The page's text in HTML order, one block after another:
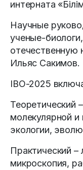
интерната
Научные
ученые-
отечественную
Ильяс Сакимов.
IBO-2025
Теоретический
молекулярной и
экологии,
Практический
микроскопия,